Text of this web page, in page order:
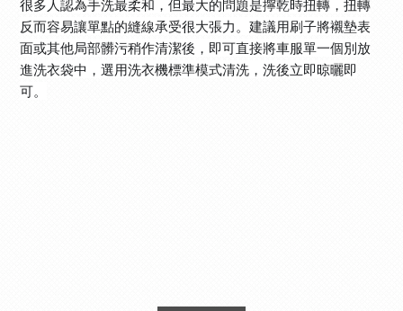
很多人認為手洗最柔和，但最大的問題是擰乾時扭轉，扭轉
反而容易讓單點的縫線承受很大張力。建議用刷子將襯墊表
面或其他局部髒污稍作清潔後，即可直接將車服單一個別放
進洗衣袋中，選用洗衣機標準模式清洗，洗後立即晾曬即
可。